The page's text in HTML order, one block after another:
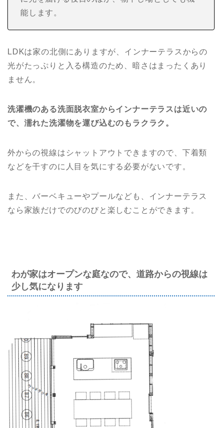
能します。
LDKは家の北側にありますが、インナーテラスからの
光がたっぷりと入る構造のため、暗さはまったくあり
ません。
洗濯機のある洗面脱衣室からインナーテラスは近いの
で、濡れた洗濯物を運び込むのもラクラク。
外からの視線はシャットアウトできますので、下着類
などを干すのに人目を気にする必要がないです。
また、バーベキューやプールなども、インナーテラス
なら家族だけでのびのびと楽しむことができます。
わが家はオープンな庭なので、道路からの視線は
少し気になります